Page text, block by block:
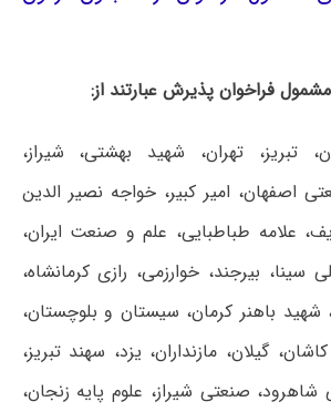
فراخوان پذیرش عبارتند از:
تبریز، تهران، شهید بهشتی، شیراز،
اصفهان، امیر کبیر، خواجه نصیر الدین
علامه طباطبایی، علم و صنعت ایران،
سینا، بیرجند، خوارزمی، رازی کرمانشاه،
شهید باهنر کرمان، سیستان و بلوچستان،
گیلان، مازنداران، یزد، سهند تبریز،
صنعتی شیراز، علوم پایه زنجان،